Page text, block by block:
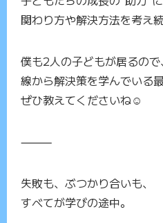
関わり方や解決方法を考え
僕も2人の子どもが居るの
線から解決策を学んでいる
ぜひ教えてくださいね☺️
⸻
失敗も、ぶつかり合いも、
すべてが学びの途中。